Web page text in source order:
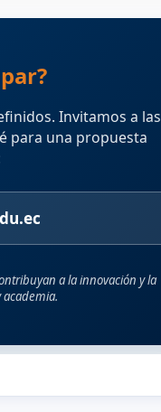
Invitamos a las
para una propuesta
a la innovación y la